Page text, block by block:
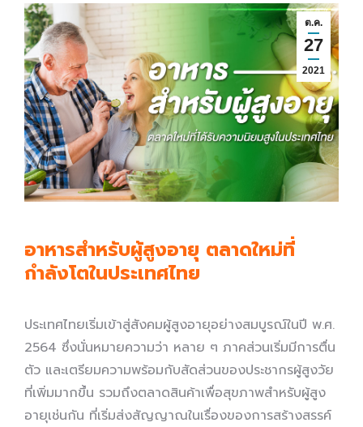
ต.ค.
27
2021
อาหารสำหรับผู้สูงอายุ ตลาดใหม่ที่
กำลังโตในประเทศไทย
ประเทศไทยเริ่มเข้าสู่สังคมผู้สูงอายุอย่างสมบูรณ์ในปี พ.ศ.
2564 ซึ่งนั่นหมายความว่า หลาย ๆ ภาคส่วนเริ่มมีการตื่น
ตัว และเตรียมความพร้อมกับสัดส่วนของประชากรผู้สูงวัย
ที่เพิ่มมากขึ้น รวมถึงตลาดสินค้าเพื่อสุขภาพสำหรับผู้สูง
อายุเช่นกัน ที่เริ่มส่งสัญญาณในเรื่องของการสร้างสรรค์